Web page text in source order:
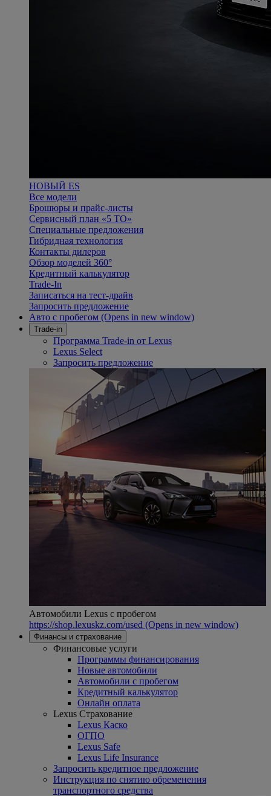
НОВЫЙ ES
Все модели
Брошюры и прайс-листы
Сервисный план «5 ТО»
Специальные предложения
Гибридная технология
Контакты дилеров
Обзор моделей 360°
Кредитный калькулятор
Trade-In
Записаться на тест-драйв
Запросить предложение
Авто с пробегом (Opens in new window)
Trade-in
Программа Trade-in от Lexus
Lexus Select
Запросить предложение
Автомобили Lexus с пробегом
https://shop.lexuskz.com/used (Opens in new window)
Финансы и страхование
Финансовые услуги
Программы финансирования
Новые автомобили
Автомобили с пробегом
Кредитный калькулятор
Онлайн оплата
Lexus Страхование
Lexus Каско
ОГПО
Lexus Safe
Lexus Life Insurance
Запросить кредитное предложение
Инструкция по снятию обременения
транспортного средства